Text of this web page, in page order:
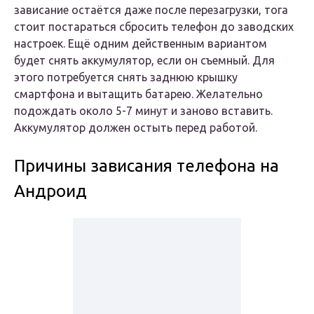
зависание остаётся даже после перезагрузки, тога
стоит постараться сбросить телефон до заводских
настроек. Ещё одним действенным вариантом
будет снять аккумулятор, если он съемный. Для
этого потребуется снять заднюю крышку
смартфона и вытащить батарею. Желательно
подождать около 5-7 минут и заново вставить.
Аккумулятор должен остыть перед работой.
Причины зависания телефона на
Андроид